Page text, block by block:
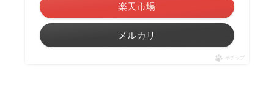
楽天市場
メルカリ
ポチップ